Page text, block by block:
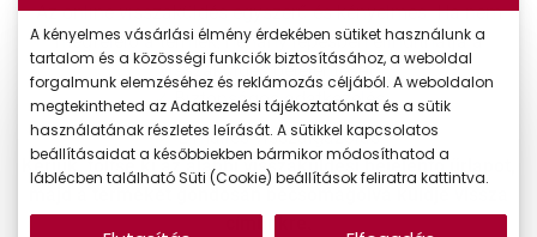
Az online visszaküldés egyszerű és kényelmes. Ha nem
megfelelő a termék, néhány lépésben elindíthatja a
visszaküldés bejelentését.
✓ Biztonságos adatkezelés
✓E-mailes visszaigazolás
Kérjük, töltse ki az alábbi visszaküldési bejelentő űrlapot,
címünkre.
A kényelmes vásárlási élmény érdekében sütiket használunk a
tartalom és a közösségi funkciók biztosításához, a weboldal
forgalmunk elemzéséhez és reklámozás céljából. A weboldalon
megtekintheted az Adatkezelési tájékoztatónkat és a sütik
használatának részletes leírását. A sütikkel kapcsolatos
beállításaidat a későbbiekben bármikor módosíthatod a
láblécben található Süti (Cookie) beállítások feliratra kattintva.